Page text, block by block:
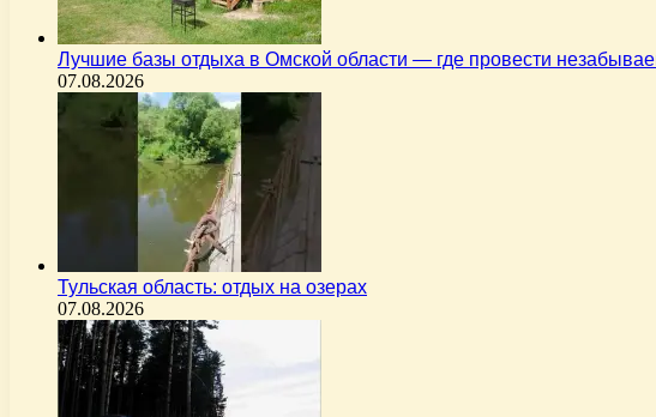
Лучшие базы отдыха в Омской области — где провести
07.08.2026
Тульская область: отдых на озерах
07.08.2026